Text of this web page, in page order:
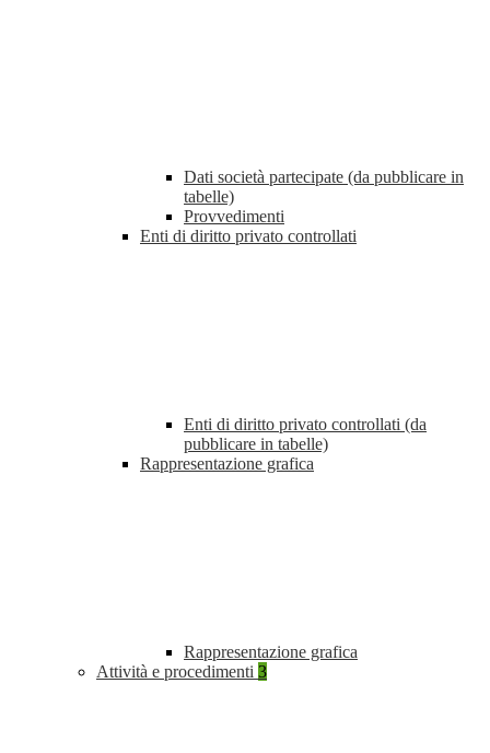
Dati società partecipate (da pubblicare in
tabelle)
Provvedimenti
Enti di diritto privato controllati
Enti di diritto privato controllati (da
pubblicare in tabelle)
Rappresentazione grafica
Rappresentazione grafica
Attività e procedimenti 3